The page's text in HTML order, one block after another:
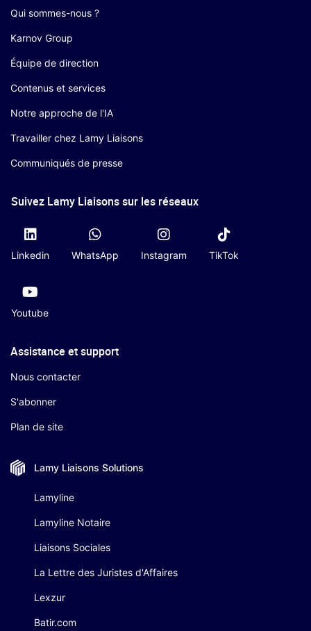
Qui sommes-nous ?
Karnov Group
Équipe de direction
Contenus et services
Notre approche de l'IA
Travailler chez Lamy Liaisons
Communiqués de presse
Suivez Lamy Liaisons sur les réseaux
Linkedin WhatsApp Instagram TikTok
Youtube
Assistance et support
Nous contacter
S'abonner
Plan de site
Lamy Liaisons Solutions
Lamyline
Lamyline Notaire
Liaisons Sociales
La Lettre des Juristes d'Affaires
Lexzur
Batir.com